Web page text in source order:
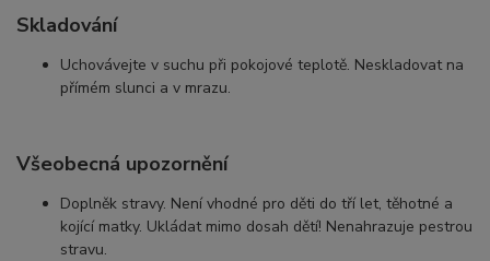
Skladování
Uchovávejte v suchu při pokojové teplotě. Neskladovat na
přímém slunci a v mrazu.
Všeobecná upozornění
Doplněk stravy. Není vhodné pro děti do tří let, těhotné a
kojící matky. Ukládat mimo dosah dětí! Nenahrazuje pestrou
stravu.